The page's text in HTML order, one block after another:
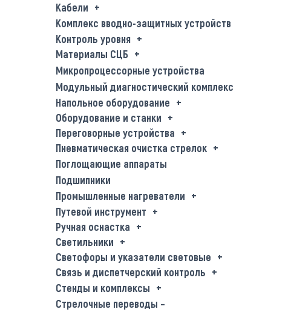
Кабели
Комплекс вводно-защитных устройств
Контроль уровня
Материалы СЦБ
Микропроцессорные устройства
Модульный диагностический комплекс
Напольное оборудование
Оборудование и станки
Переговорные устройства
Пневматическая очистка стрелок
Поглощающие аппараты
Подшипники
Промышленные нагреватели
Путевой инструмент
Ручная оснастка
Светильники
Светофоры и указатели световые
Связь и диспетчерский контроль
Стенды и комплексы
Стрелочные переводы –